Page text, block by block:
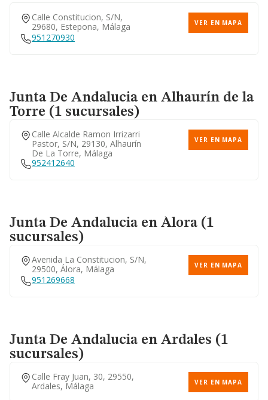
Calle Constitucion, S/n,
29680, Estepona, Málaga
VER EN MAPA
951270930
Junta De Andaluciaen Alhaurín de la
Torre (1 sucursales)
Calle Alcalde Ramon Irrizarri
Pastor, S/n, 29130, Alhaurín
De La Torre, Málaga
VER EN MAPA
952412640
Junta De Andaluciaen Álora (1
sucursales)
Avenida La Constitucion, S/n,
29500, Álora, Málaga
VER EN MAPA
951269668
Junta De Andaluciaen Ardales (1
sucursales)
Calle Fray Juan, 30, 29550,
Ardales, Málaga
VER EN MAPA